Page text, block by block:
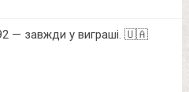
— завжди у виграші. 🇺🇦